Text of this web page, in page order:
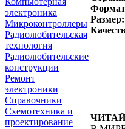
электроника
Микроконтроллеры
Радиолюбительская
технология
Радиолюбительские
конструкции
Ремонт
электроники
Справочники
Схемотехника и
проектирование
Размер: